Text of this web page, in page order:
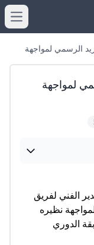
الرسمي لمواجهة
لمواجهة
الفني لفريق
نظيره
الدوري